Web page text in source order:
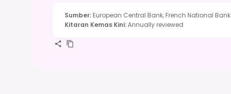
Sumber: European Central Bank, French National Bank
Kitaran Kemas Kini:Annually reviewed